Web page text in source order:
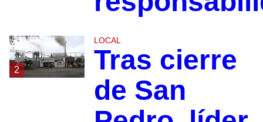
2
LOCAL
Tras cierre
de San